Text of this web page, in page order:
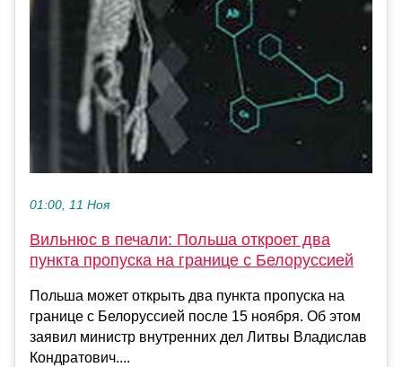
01:00, 11 Ноя
Вильнюс в печали: Польша откроет два
пункта пропуска на границе с Белоруссией
Польша может открыть два пункта пропуска на
границе с Белоруссией после 15 ноября. Об этом
заявил министр внутренних дел Литвы Владислав
Кондратович....